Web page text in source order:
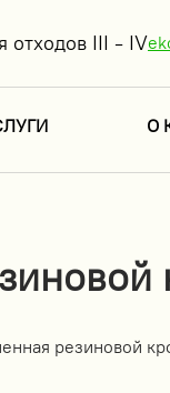
отходов III - IV
О
резиновой